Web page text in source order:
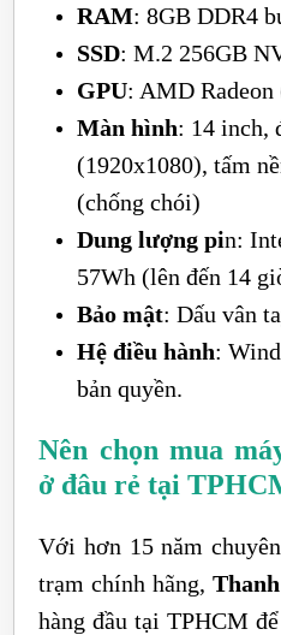
RAM: 8GB DDR4
SSD: M.2 256GB
GPU: AMD
Màn hình: 14 inch,
(1920x1080), tấm
(chống chói)
Dung lượng pin:
57Wh (lên đến 14
Bảo mật: Dấu vân
Hệ điều hành:
bản quyền.
Nên chọn mua
ở đâu rẻ tại
Với hơn 15 năm
trạm chính hãng,
hàng đầu tại TPHCM